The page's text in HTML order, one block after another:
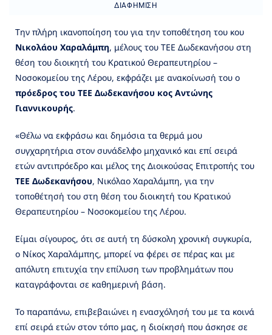
ΔΙΑΦΉΜΙΣΗ
Την πλήρη ικανοποίηση του για την τοποθέτηση του κου
Νικολάου Χαραλάμπη, μέλους του ΤΕΕ Δωδεκανήσου στη
θέση του διοικητή του Κρατικού Θεραπευτηρίου –
Νοσοκομείου της Λέρου, εκφράζει με ανακοίνωσή του ο
πρόεδρος του ΤΕΕ Δωδεκανήσου κος Αντώνης
Γιαννικουρής.
«Θέλω να εκφράσω και δημόσια τα θερμά μου
συγχαρητήρια στον συνάδελφο μηχανικό και επί σειρά
ετών αντιπρόεδρο και μέλος της Διοικούσας Επιτροπής του
ΤΕΕ Δωδεκανήσου, Νικόλαο Χαραλάμπη, για την
τοποθέτησή του στη θέση του διοικητή του Κρατικού
Θεραπευτηρίου – Νοσοκομείου της Λέρου.
Είμαι σίγουρος, ότι σε αυτή τη δύσκολη χρονική συγκυρία,
ο Νίκος Χαραλάμπης, μπορεί να φέρει σε πέρας και με
απόλυτη επιτυχία την επίλυση των προβλημάτων που
καταγράφονται σε καθημερινή βάση.
Το παραπάνω, επιβεβαιώνει η ενασχόλησή του με τα κοινά
επί σειρά ετών στον τόπο μας, η διοίκησή που άσκησε σε